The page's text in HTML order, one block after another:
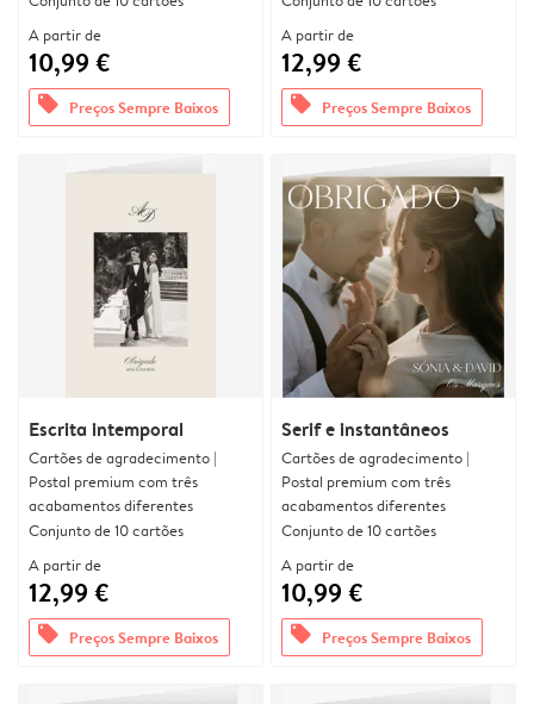
A partir de
10,99 €
offers Preços Sempre Baixos
A partir de
12,99 €
offers Preços Sempre Baixos
Escrita intemporal
Cartões de agradecimento |
Postal premium com três
acabamentos diferentes
Conjunto de 10 cartões
A partir de
12,99 €
offers Preços Sempre Baixos
Serif e instantâneos
Cartões de agradecimento |
Postal premium com três
acabamentos diferentes
Conjunto de 10 cartões
A partir de
10,99 €
offers Preços Sempre Baixos